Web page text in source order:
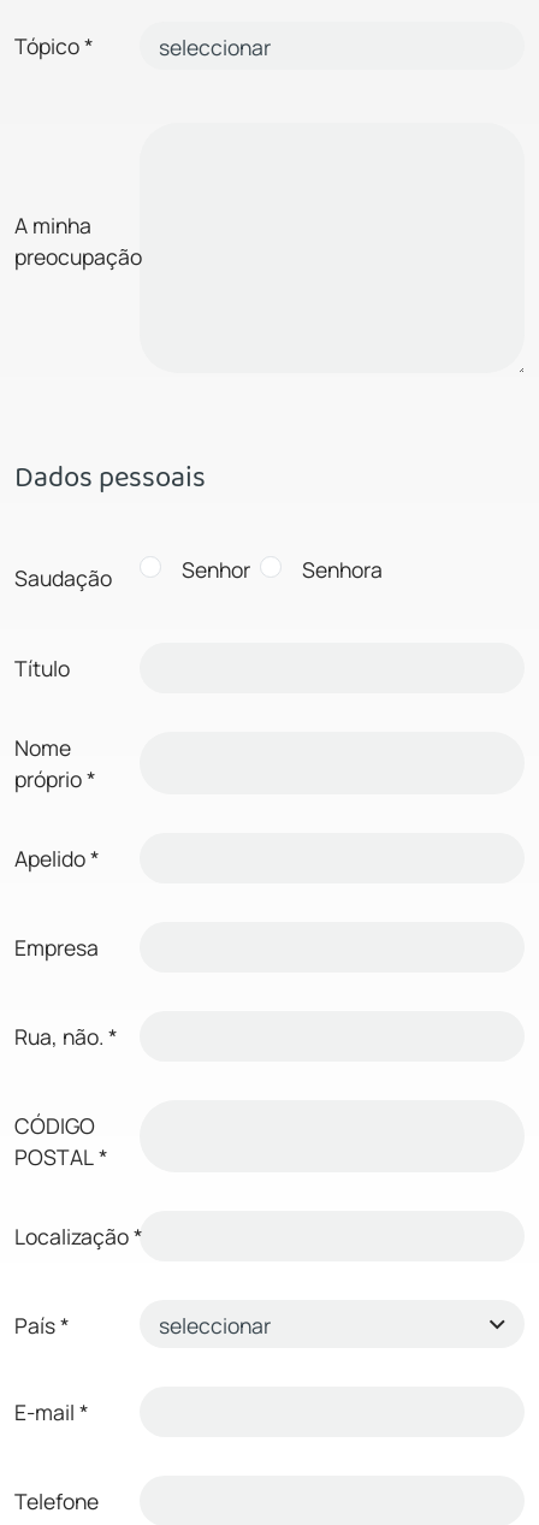
Tópico*
A minha
preocupação
Dados pessoais
Saudação Senhor Senhora
Título
Nome
próprio*
Apelido*
Empresa
Rua, não. *
CÓDIGO
POSTAL*
Localização*
País*
E-mail *
Telefone